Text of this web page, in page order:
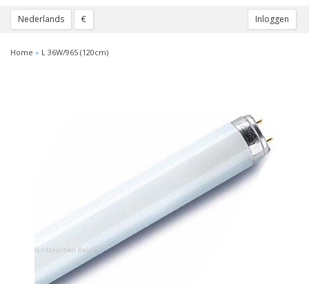
Nederlands € Inloggen
Home » L 36W/965 (120cm)